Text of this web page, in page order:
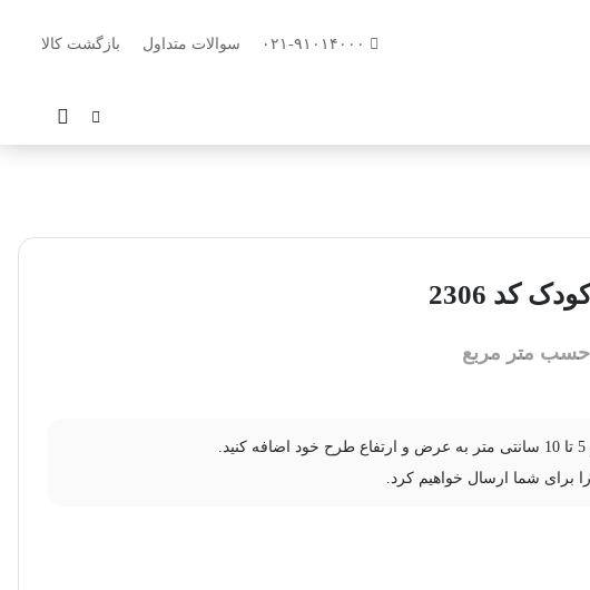
سوالات متداول بازگشت کالا
کد 2306
حسب متر مربع
برای شما ارسال خواهیم کرد.